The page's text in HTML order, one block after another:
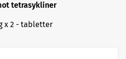
tetrasykliner
x 2 - tabletter